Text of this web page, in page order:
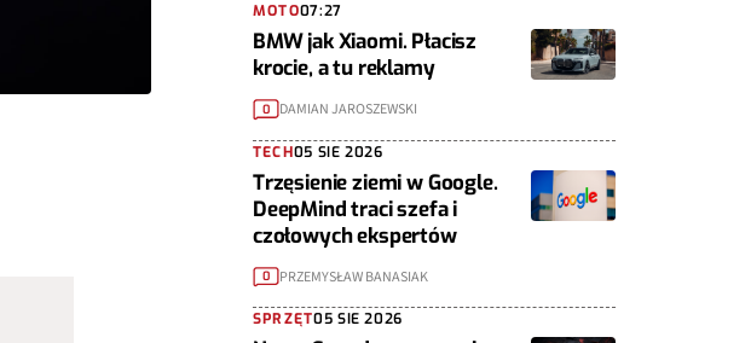
MOTO07:27
BMW jak Xiaomi. Płacisz
krocie, a tu reklamy
0 DAMIAN JAROSZEWSKI
TECH05 SIE 2026
Trzęsienie ziemi w Google.
DeepMind traci szefa i
czołowych ekspertów
0 PRZEMYSŁAW BANASIAK
SPRZĘT05 SIE 2026